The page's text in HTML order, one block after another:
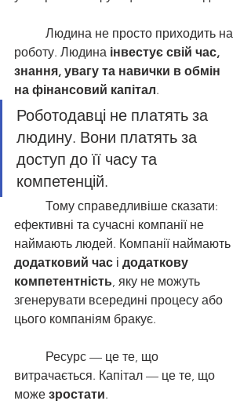
роботу. Людина інвестує свій час,
знання, увагу та навички в обмін
на фінансовий капітал.
Роботодавці не платять за
людину. Вони платять за
доступ до її часу та
компетенцій.
ефективні та сучасні компанії не
наймають людей. Компанії наймають
додатковий час і додаткову
компетентність, яку не можуть
згенерувати всередині процесу або
цього компаніям бракує.
витрачається. Капітал — це те, що
може зростати.